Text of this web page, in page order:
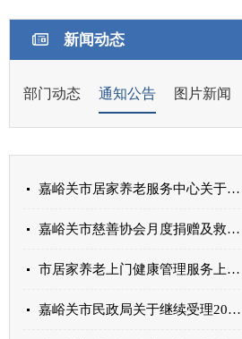
新闻动态
部门动态 通知公告 图片新闻
嘉峪关市居家养老服务中心关于清退已注销的居家养老服务对象个人账户余额的公告
嘉峪关市慈善协会月度捐赠及救助情况公示
市居家养老上门健康管理服务上线公告
嘉峪关市民政局关于继续受理2026年度适老化智能家居补贴申请备案的公告